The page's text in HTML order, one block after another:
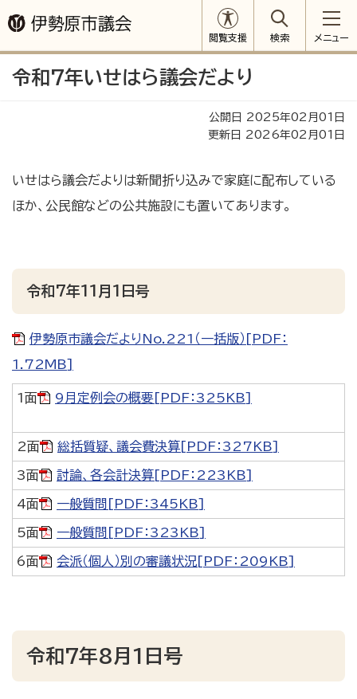
閲覧支援 検索 メニュー
令和7年いせはら議会だより
公開日 2025年02月01日
更新日 2026年02月01日
いせはら議会だよりは新聞折り込みで家庭に配布している
ほか、公民館などの公共施設にも置いてあります。
令和7年11月1日号
伊勢原市議会だよりNo.221（一括版）[PDF：
1.72MB]
1面 9月定例会の概要[PDF：325KB]
2面 総括質疑、議会費決算[PDF：327KB]
3面 討論、各会計決算[PDF：223KB]
4面 一般質問[PDF：345KB]
5面 一般質問[PDF：323KB]
6面 会派（個人）別の審議状況[PDF：209KB]
令和7年8月1日号